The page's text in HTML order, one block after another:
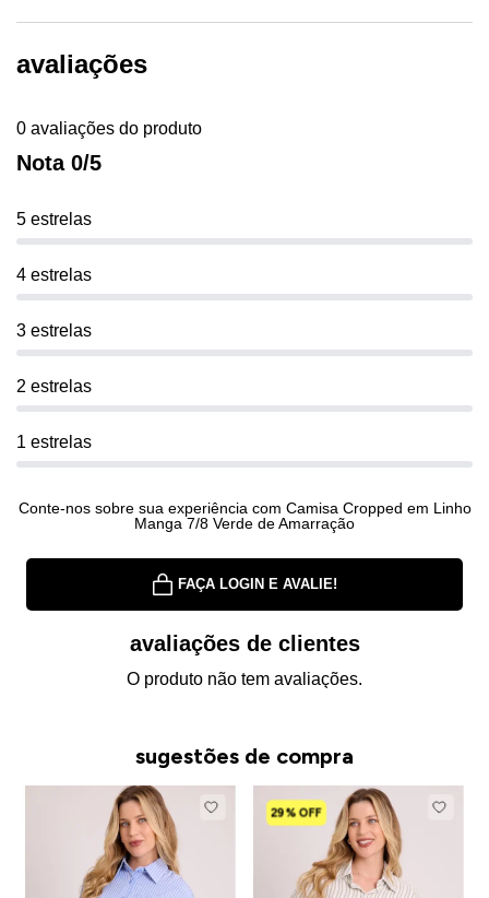
avaliações
0 avaliações do produto
Nota 0/5
5 estrelas
4 estrelas
3 estrelas
2 estrelas
1 estrelas
Conte-nos sobre sua experiência com Camisa Cropped em Linho
Manga 7/8 Verde de Amarração
FAÇA LOGIN E AVALIE!
avaliações de clientes
O produto não tem avaliações.
sugestões de compra
29% OFF